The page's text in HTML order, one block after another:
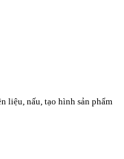
liệu, nấu, tạo hình sản phẩm